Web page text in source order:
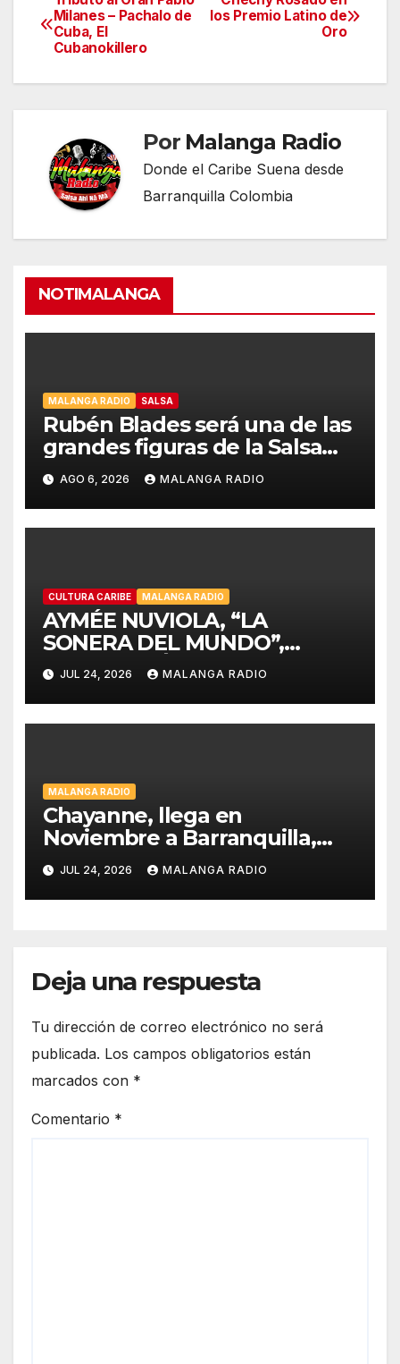
Navegación
de
entradas
los Premio Latino de
Oro
Milanes – Pachalo de
Cuba, El
Cubanokillero
Por Malanga Radio
Donde el Caribe Suena desde
Barranquilla Colombia
NOTIMALANGA
MALANGA RADIO SALSA
Rubén Blades será una de las
grandes figuras de la Salsa
Music Week de Billboard
Colombia en Cali
AGO 6, 2026 MALANGA RADIO
CULTURA CARIBE MALANGA RADIO
AYMÉE NUVIOLA, “LA
SONERA DEL MUNDO”,
CELEBRARÁ LA HISPANIDAD
2026 DESDE LA
EMBLEMÁTICA PUERTA DEL
SOL DE MADRID
JUL 24, 2026 MALANGA RADIO
MALANGA RADIO
Chayanne, llega en
Noviembre a Barranquilla,
estadio Edgar Rentería
JUL 24, 2026 MALANGA RADIO
Deja una respuesta
Tu dirección de correo electrónico no será
publicada. Los campos obligatorios están
marcados con *
Comentario *